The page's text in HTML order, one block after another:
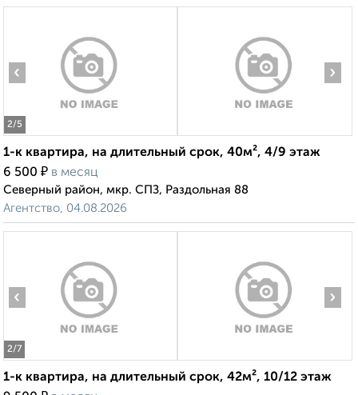
2/5
‹ ›
1-к квартира, на длительный срок, 40м², 4/9 этаж
6 500 ₽ в месяц
Северный район, мкр. СПЗ, Раздольная 88
Агентство, 04.08.2026
2/7
‹ ›
1-к квартира, на длительный срок, 42м², 10/12 этаж